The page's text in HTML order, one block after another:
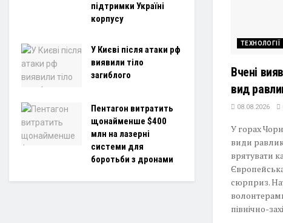
ТЕХНОЛОГІЇ
Вчені
вид
08.08.2026
У горах
види
врятувати
сюрприз.
північно-
підтримки Україні
корпусу
У Києві після атаки рф
виявили тіло
загиблого
Пентагон витратить
щонайменше $400
млн на лазерні
системи для
боротьби з дронами